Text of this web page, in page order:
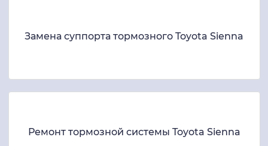
Замена суппорта тормозного Toyota Sienna
Ремонт тормозной системы Toyota Sienna